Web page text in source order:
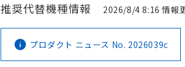
推奨代替機種情報 2026/8/4 8:16 情報
プロダクト ニュース No. 2026039c